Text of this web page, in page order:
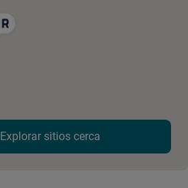
Explorar sitios cerca